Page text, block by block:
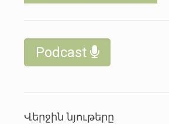
Podcast
Վերջին նյութերը